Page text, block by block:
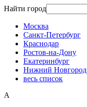
Найти город
Москва
Санкт-Петербург
Краснодар
Ростов-на-Дону
Екатеринбург
Нижний Новгород
весь список
А